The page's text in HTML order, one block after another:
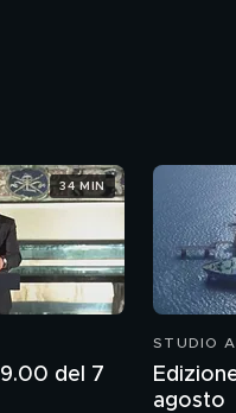
del 7
34 MIN
STUDIO
agosto